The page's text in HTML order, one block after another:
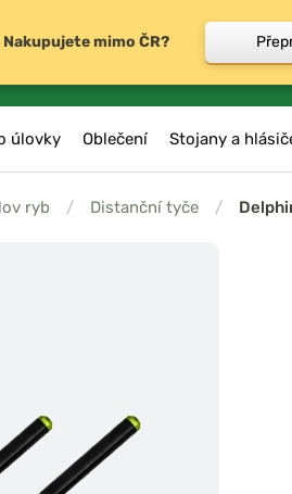
úlovky Oblečení Stojany a
ryb / Distanční tyče /
Nakupujete mimo ČR?